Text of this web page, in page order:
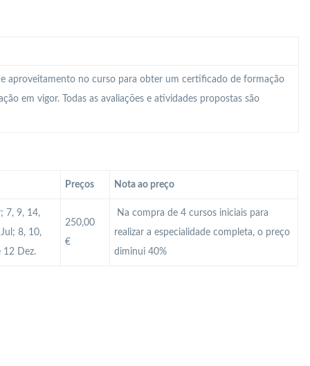
aproveitamento no curso para obter um certificado de formação
em vigor. Todas as avaliações e atividades propostas são
Preços Nota ao preço
7, 9, 14,
8, 10,
12 Dez.
250,00
€
Na compra de 4 cursos iniciais para
realizar a especialidade completa, o preço
diminui 40%